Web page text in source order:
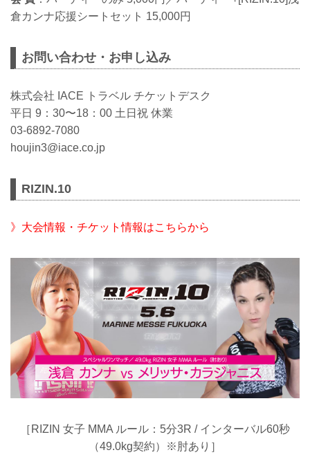
倉カンナ応援シートセット 15,000円
お問い合わせ・お申し込み
株式会社 IACE トラベル チケットデスク
平日 9：30〜18：00 土日祝 休業
03-6892-7080
houjin3@iace.co.jp
RIZIN.10
》大会情報・チケット情報はこちらから
［RIZIN 女子 MMA ルール：5分3R / インターバル60秒
（49.0kg契約）※肘あり］